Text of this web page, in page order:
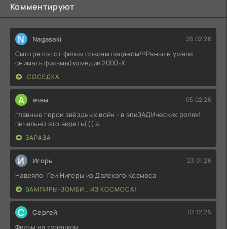
Комментируют
N Nagasaki 26.02.26
Смотрел этот фильм совсем пацаном!!!Раньше умели
снимать фильмы)комедии 2000-X
СОСЕДКА
А ачвы 05.02.26
главные герои звёздных войн - в эпиЗАДИческих ролях!
печально это видеть((( а,
ЗАРАЗА
И Игорь 23.01.26
Навеяло: Геи Нигеры из Далекого Космоса
ВАМПИРЫ-ЗОМБИ… ИЗ КОСМОСА!
С Сергей 03.12.25
Фильм на турецком